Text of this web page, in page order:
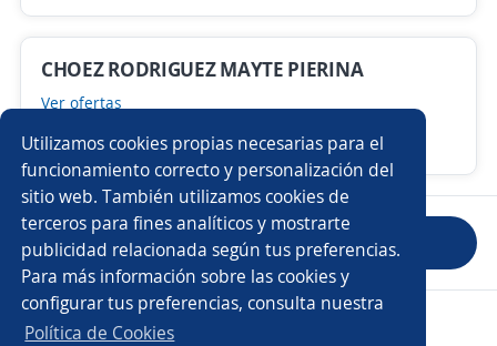
Utilizamos cookies propias necesarias para el
funcionamiento correcto y personalización del
sitio web. También utilizamos cookies de
terceros para fines analíticos y mostrarte
publicidad relacionada según tus preferencias.
Para más información sobre las cookies y
configurar tus preferencias, consulta nuestra
Política de Cookies
CHOEZ RODRIGUEZ MAYTE PIERINA
Ver ofertas
1 puesto vacante Manta, Manabí
Anterior Siguiente
Copyright 2014 - 2026 DGNET LTD.